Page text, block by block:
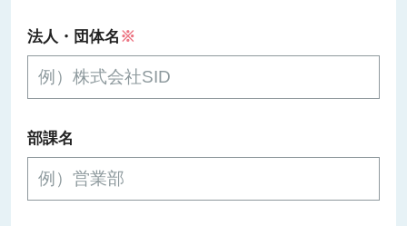
法人・団体名 ※
部課名